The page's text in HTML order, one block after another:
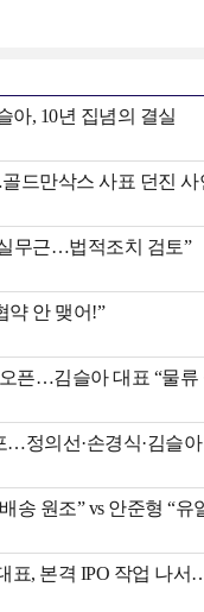
아, 10년 집념의 결실
드만삭스 사표 던진 사
무근…법적조치 검토”
약 안 맺어!”
픈…김슬아 대표 “물류
…정의선·손경식·김슬
송 원조” vs 안준형 “유
표, 본격 IPO 작업 나서